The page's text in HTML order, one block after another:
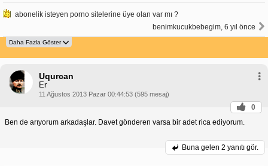
abonelik isteyen porno sitelerine üye olan var mı ?
benimkucukbebegim, 6 yıl önce
Uqurcan
Er
11 Ağustos 2013 Pazar 00:44:53 (595 mesaj)
0
Ben de arıyorum arkadaşlar. Davet gönderen varsa bir adet rica ediyorum.
Buna gelen 2 yanıtı gör.